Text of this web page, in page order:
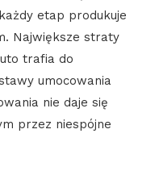
etap produkuje
Największe straty
trafia do
umocowania
nie daje się
przez niespójne